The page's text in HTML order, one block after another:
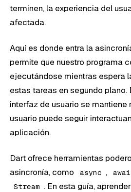
terminen, la experiencia del
afectada.
Aquí es donde entra la
permite que nuestro programa
ejecutándose mientras espera
estas tareas en segundo plano.
interfaz de usuario se mantiene
usuario puede seguir
aplicación.
Dart ofrece herramientas
asincronía, como
async ,
Stream . En esta guía,